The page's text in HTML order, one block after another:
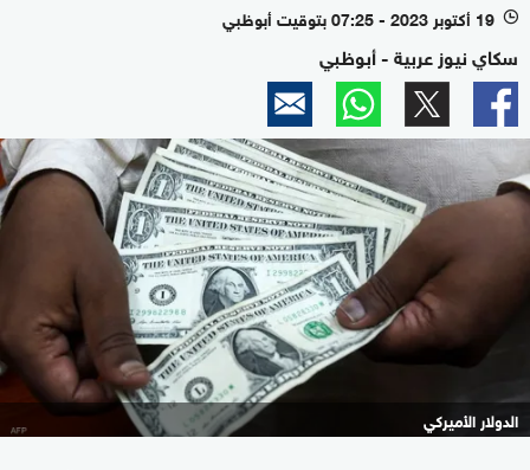
l 19 أكتوبر 2023 - 07:25 بتوقيت أبوظبي
سكاي نيوز عربية - أبوظبي
الدولار الأميركي